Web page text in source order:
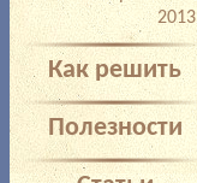
2013
Как решить
Полезности